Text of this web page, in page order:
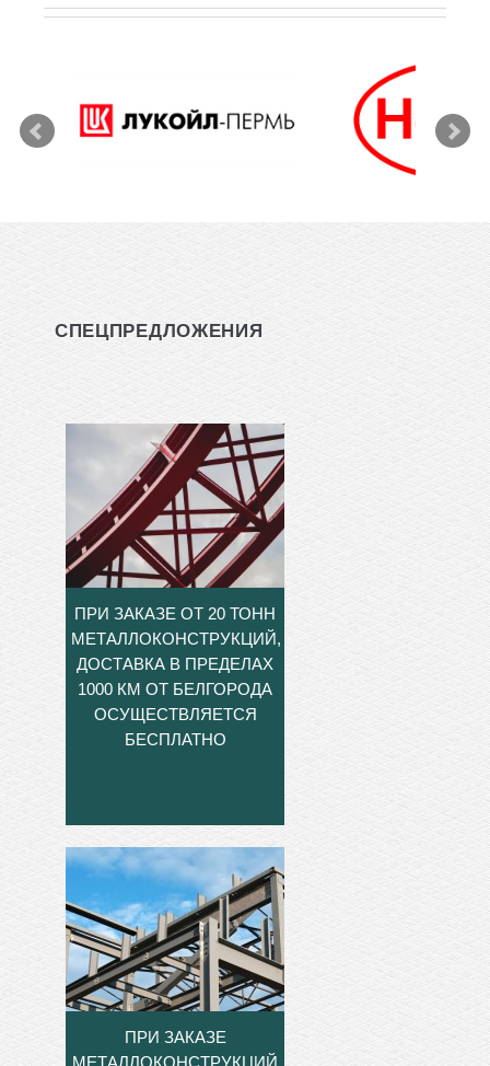
СПЕЦПРЕДЛОЖЕНИЯ
ПРИ ЗАКАЗЕ ОТ 20 ТОНН
МЕТАЛЛОКОНСТРУКЦИЙ,
ДОСТАВКА В ПРЕДЕЛАХ
1000 КМ ОТ БЕЛГОРОДА
ОСУЩЕСТВЛЯЕТСЯ
БЕСПЛАТНО
ПРИ ЗАКАЗЕ